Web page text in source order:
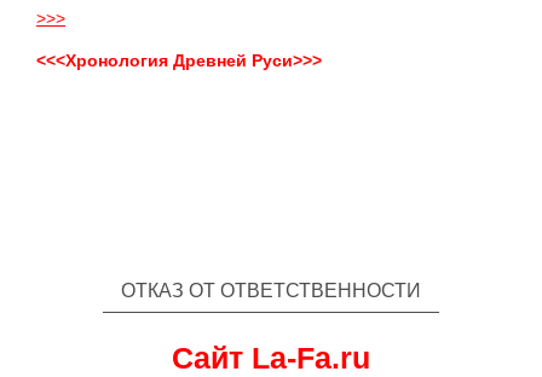
>>>
<<<Хронология Древней Руси>>>
ОТКАЗ ОТ ОТВЕТСТВЕННОСТИ
Сайт La-Fa.ru